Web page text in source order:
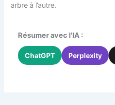
arbre à l’autre.
Résumer avec l'IA :
ChatGPT Perplexity